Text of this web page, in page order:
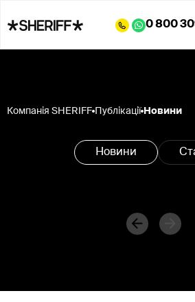
0 800
Компанія SHERIFF Публікації Новини
Новини